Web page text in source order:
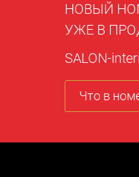
НОВЫЙ
УЖЕ В
SALON-
Что в